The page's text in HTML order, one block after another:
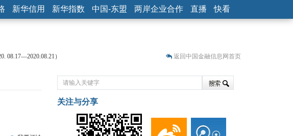
新华信用 新华指数 中国-东盟 两岸企业合作 直播 快看
08.17—2020.08.21）
返回中国金融信息网首页
关注与分享